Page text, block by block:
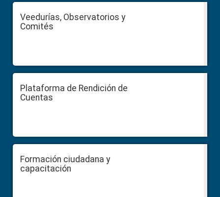
Veedurías, Observatorios y
Comités
Plataforma de Rendición de
Cuentas
Formación ciudadana y
capacitación